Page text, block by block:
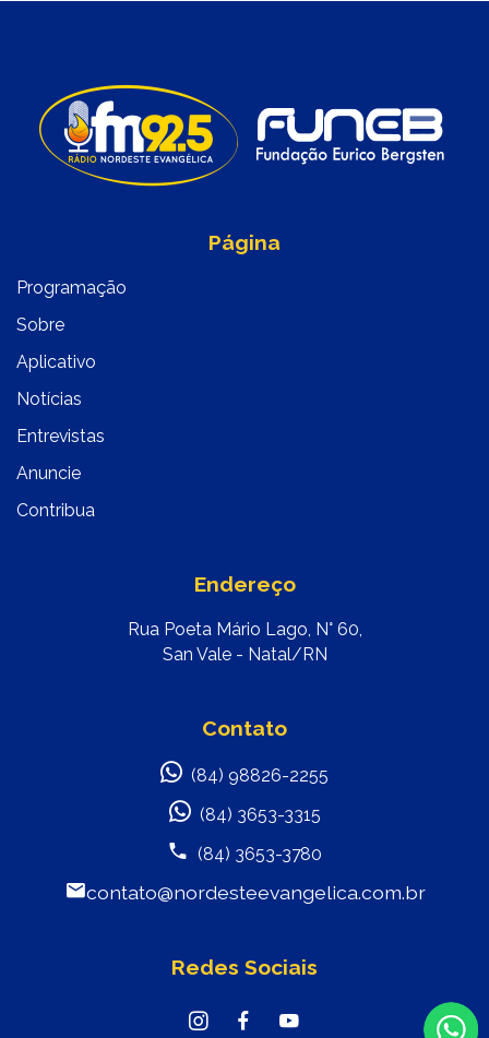
Página
Programação
Sobre
Aplicativo
Notícias
Entrevistas
Anuncie
Contribua
Endereço
Rua Poeta Mário Lago, N° 60,
San Vale - Natal/RN
Contato
(84) 98826-2255
(84) 3653-3315
(84) 3653-3780
contato@nordesteevangelica.com.br
Redes Sociais